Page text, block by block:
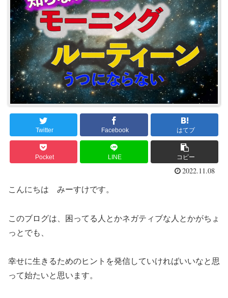
Twitter Facebook はてブ
Pocket LINE コピー
2022.11.08
こんにちは みーすけです。
このブログは、困ってる人とかネガティブな人とかがちょ
っとでも、
幸せに生きるためのヒントを発信していければいいなと思
って始たいと思います。